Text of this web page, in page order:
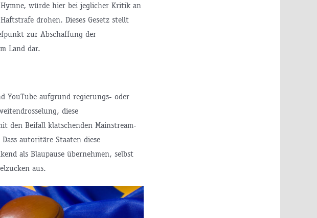
Hymne, würde hier bei jeglicher Kritik an
drohen. Dieses Gesetz stellt
zur Abschaffung der
Land dar.
YouTube aufgrund regierungs- oder
diese
den Beifall klatschenden Mainstream-
autoritäre Staaten diese
als Blaupause übernehmen, selbst
aus.